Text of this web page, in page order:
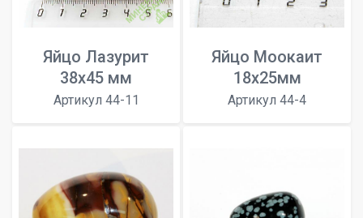
Яйцо Лазурит
38х45 мм
Артикул 44-11
Яйцо Моокаит
18х25мм
Артикул 44-4